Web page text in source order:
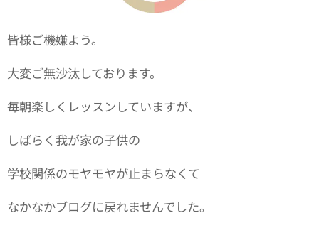
皆様ご機嫌よう。
大変ご無沙汰しております。
毎朝楽しくレッスンしていますが、
しばらく我が家の子供の
学校関係のモヤモヤが止まらなくて
なかなかブログに戻れませんでした。